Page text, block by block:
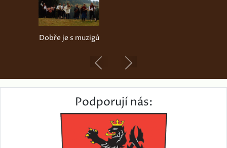
Dobře je s muzigú
Previous
Podporují nás: